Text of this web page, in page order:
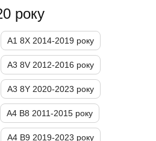
року
A1 8X 2014-2019 року
A3 8V 2012-2016 року
A3 8Y 2020-2023 року
A4 B8 2011-2015 року
A4 B9 2019-2023 року